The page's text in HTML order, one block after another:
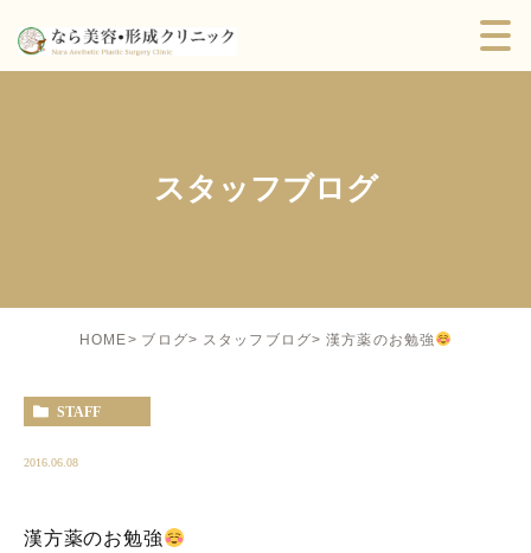
スタッフブログ
HOME ブログ スタッフブログ 漢方薬のお勉強
STAFF
2016.06.08
漢方薬のお勉強